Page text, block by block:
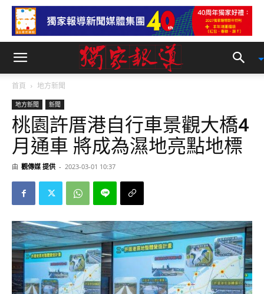
首頁 地方新聞
地方新聞 新聞
桃園許厝港自行車景觀大橋4
月通車 將成為濕地亮點地標
由 觀傳媒 提供 - 2023-03-01 10:37